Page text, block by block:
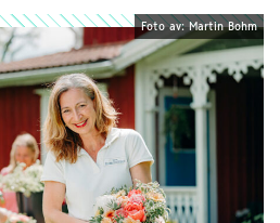
Foto av: Martin Bohm